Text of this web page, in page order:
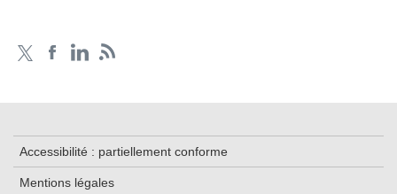
Accessibilité : partiellement conforme
Mentions légales